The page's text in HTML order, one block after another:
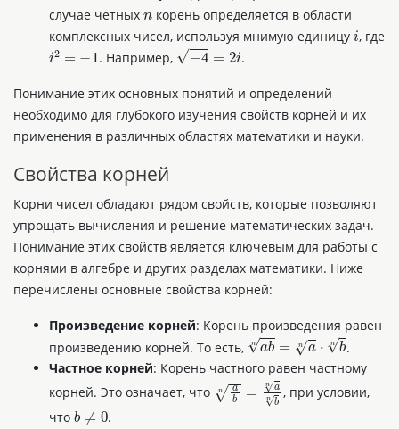
случае четных
корень определяется в области
комплексных чисел, используя мнимую единицу
i
, где
i2=−1
. Например,
−4=2i
.
Понимание этих основных понятий и определений
необходимо для глубокого изучения свойств корней и их
применения в различных областях математики и науки.
Свойства корней
Корни чисел обладают рядом свойств, которые позволяют
упрощать вычисления и решение математических задач.
Понимание этих свойств является ключевым для работы с
корнями в алгебре и других разделах математики. Ниже
перечислены основные свойства корней:
Произведение корней: Корень произведения равен
произведению корней. То есть,
abn=an⋅bn
.
Частное корней: Корень частного равен частному
корней. Это означает, что a
b n= an
, при условии,
что
b 0
.